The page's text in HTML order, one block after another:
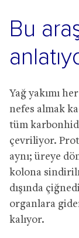
Bu
Yağ yakımı
nefes almak
tüm
çevriliyor.
aynı; üreye
kolona
dışında
organlara
kalıyor.